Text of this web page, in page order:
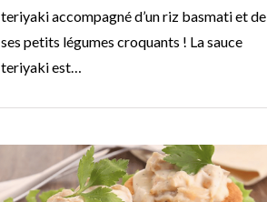
teriyaki accompagné d’un riz basmati et de
ses petits légumes croquants ! La sauce
teriyaki est…